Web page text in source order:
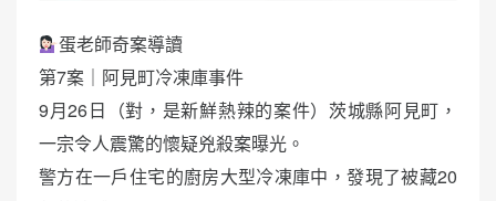
蛋老師奇案導讀
第7案｜阿見町冷凍庫事件
9月26日（對，是新鮮熱辣的案件）茨城縣阿見町，
一宗令人震驚的懷疑兇殺案曝光。
警方在一戶住宅的廚房大型冷凍庫中，發現了被藏20